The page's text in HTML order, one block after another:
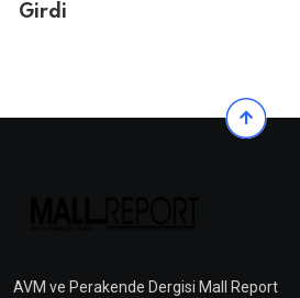
Girdi
AVM ve Perakende Dergisi Mall Report